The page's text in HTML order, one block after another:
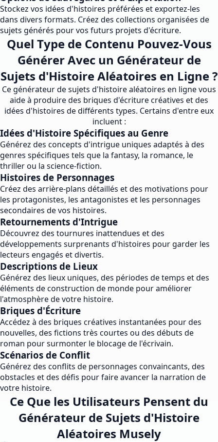
Stockez vos idées d'histoires préférées et exportez-les
dans divers formats. Créez des collections organisées de
sujets générés pour vos futurs projets d'écriture.
Quel Type de Contenu Pouvez-Vous
Générer Avec un Générateur de
Sujets d'Histoire Aléatoires en Ligne ?
Ce générateur de sujets d'histoire aléatoires en ligne vous
aide à produire des briques d'écriture créatives et des
idées d'histoires de différents types. Certains d'entre eux
incluent :
Idées d'Histoire Spécifiques au Genre
Générez des concepts d'intrigue uniques adaptés à des
genres spécifiques tels que la fantasy, la romance, le
thriller ou la science-fiction.
Histoires de Personnages
Créez des arrière-plans détaillés et des motivations pour
les protagonistes, les antagonistes et les personnages
secondaires de vos histoires.
Retournements d'Intrigue
Découvrez des tournures inattendues et des
développements surprenants d'histoires pour garder les
lecteurs engagés et divertis.
Descriptions de Lieux
Générez des lieux uniques, des périodes de temps et des
éléments de construction de monde pour améliorer
l'atmosphère de votre histoire.
Briques d'Écriture
Accédez à des briques créatives instantanées pour des
nouvelles, des fictions très courtes ou des débuts de
roman pour surmonter le blocage de l'écrivain.
Scénarios de Conflit
Générez des conflits de personnages convaincants, des
obstacles et des défis pour faire avancer la narration de
votre histoire.
Ce Que les Utilisateurs Pensent du
Générateur de Sujets d'Histoire
Aléatoires Musely